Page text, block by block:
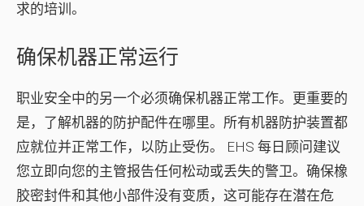
求的培训。
确保机器正常运行
职业安全中的另一个必须确保机器正常工作。更重要的
是，了解机器的防护配件在哪里。所有机器防护装置都
应就位并正常工作，以防止受伤。 EHS 每日顾问建议
您立即向您的主管报告任何松动或丢失的警卫。确保橡
胶密封件和其他小部件没有变质，这可能存在潜在危